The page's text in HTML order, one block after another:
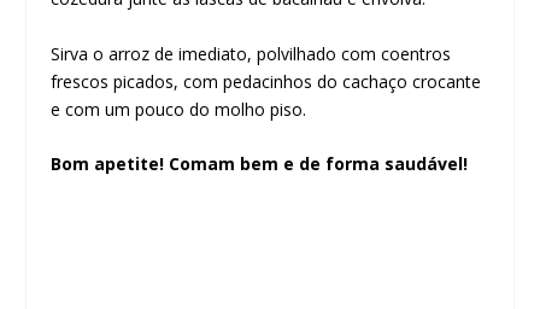
Sirva o arroz de imediato, polvilhado com coentros
frescos picados, com pedacinhos do cachaço crocante
e com um pouco do molho piso.
Bom apetite! Comam bem e de forma saudável!